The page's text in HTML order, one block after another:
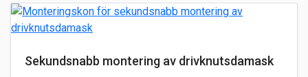
Sekundsnabb montering av drivknutsdamask